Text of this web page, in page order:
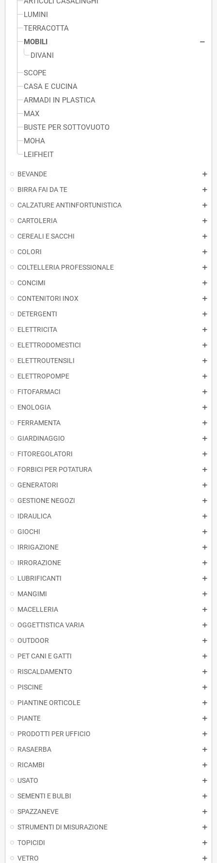
LUMINI
TERRACOTTA
MOBILI
DIVANI
SCOPE
CASA E CUCINA
ARMADI IN PLASTICA
MAX
BUSTE PER SOTTOVUOTO
MOHA
LEIFHEIT
BEVANDE
BIRRA FAI DA TE
CALZATURE ANTINFORTUNISTICA
CARTOLERIA
CEREALI E SACCHI
COLORI
COLTELLERIA PROFESSIONALE
CONCIMI
CONTENITORI INOX
DETERGENTI
ELETTRICITA
ELETTRODOMESTICI
ELETTROUTENSILI
ELETTROPOMPE
FITOFARMACI
ENOLOGIA
FERRAMENTA
GIARDINAGGIO
FITOREGOLATORI
FORBICI PER POTATURA
GENERATORI
GESTIONE NEGOZI
IDRAULICA
GIOCHI
IRRIGAZIONE
IRRORAZIONE
LUBRIFICANTI
MANGIMI
MACELLERIA
OGGETTISTICA VARIA
OUTDOOR
PET CANI E GATTI
RISCALDAMENTO
PISCINE
PIANTINE ORTICOLE
PIANTE
PRODOTTI PER UFFICIO
RASAERBA
RICAMBI
USATO
SEMENTI E BULBI
SPAZZANEVE
STRUMENTI DI MISURAZIONE
TOPICIDI
VETRO